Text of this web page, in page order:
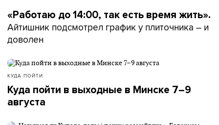
«Работаю до 14:00, так есть время жить».
Айтишник подсмотрел график у плиточника – и
доволен
КУДА ПОЙТИ
Куда пойти в выходные в Минске 7–9
августа